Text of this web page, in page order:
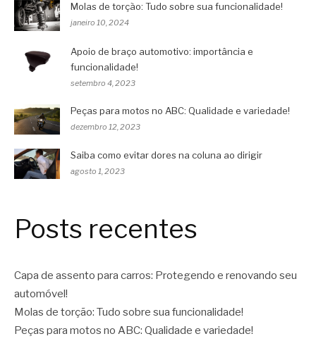
Molas de torção: Tudo sobre sua funcionalidade!
janeiro 10, 2024
Apoio de braço automotivo: importância e
funcionalidade!
setembro 4, 2023
Peças para motos no ABC: Qualidade e variedade!
dezembro 12, 2023
Saiba como evitar dores na coluna ao dirigir
agosto 1, 2023
Posts recentes
Capa de assento para carros: Protegendo e renovando seu
automóvel!
Molas de torção: Tudo sobre sua funcionalidade!
Peças para motos no ABC: Qualidade e variedade!